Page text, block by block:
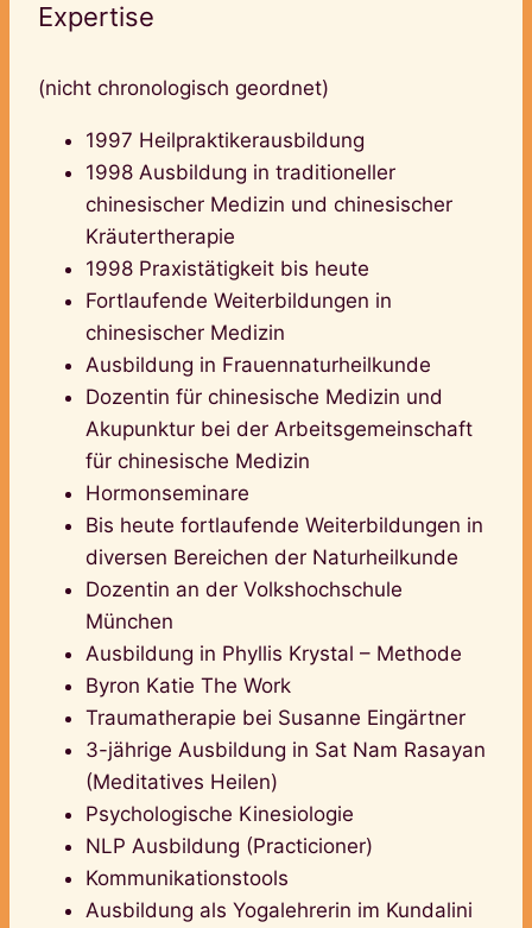
Expertise
(nicht chronologisch geordnet)
1997 Heilpraktikerausbildung
1998 Ausbildung in traditioneller
chinesischer Medizin und chinesischer
Kräutertherapie
1998 Praxistätigkeit bis heute
Fortlaufende Weiterbildungen in
chinesischer Medizin
Ausbildung in Frauennaturheilkunde
Dozentin für chinesische Medizin und
Akupunktur bei der Arbeitsgemeinschaft
für chinesische Medizin
Hormonseminare
Bis heute fortlaufende Weiterbildungen in
diversen Bereichen der Naturheilkunde
Dozentin an der Volkshochschule
München
Ausbildung in Phyllis Krystal – Methode
Byron Katie The Work
Traumatherapie bei Susanne Eingärtner
3-jährige Ausbildung in Sat Nam Rasayan
(Meditatives Heilen)
Psychologische Kinesiologie
NLP Ausbildung (Practicioner)
Kommunikationstools
Ausbildung als Yogalehrerin im Kundalini